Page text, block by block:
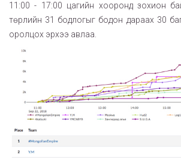
11:00 - 17:00 цагийн хооронд зохион
төрлийн 31 бодлогыг бодон дараах 30
оролцох эрхээ авлаа.